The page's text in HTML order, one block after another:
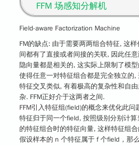
FFM 场感知分解机
Field-aware Factorization Machine
FM的缺点: 由于需要两两组合特征, 这
间都有了直接或者间接的关联, 因此任
隐向量都是相关的, 这实际上限制了模
使得任意一对特征组合都是完全独立的,
特征交叉类似, 有着极高的复杂性和自
杂. FFM正好介于这两者之间.
FFM引入特征组(field)的概念来优化此问
特征归于同一个field, 按照级别分别计
的特征组合时的特征向量, 这样特征组
假设样本的 n 个特征属于 f 个field，那